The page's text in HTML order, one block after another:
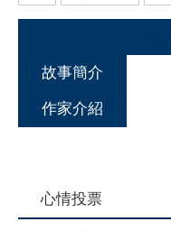
故事簡介
作家介紹
心情投票